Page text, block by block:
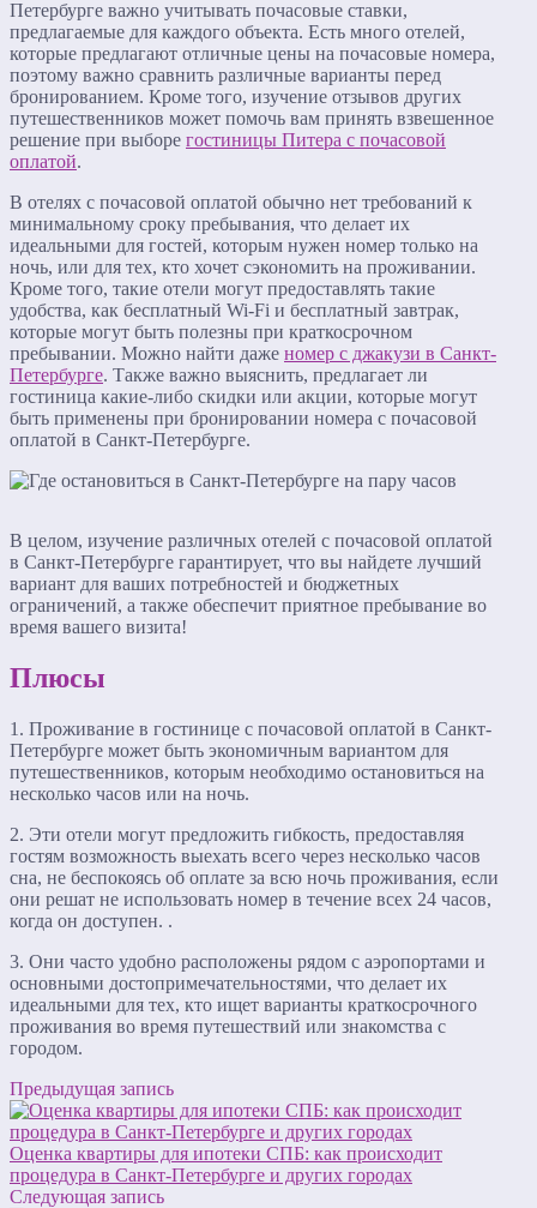
Петербурге важно учитывать почасовые ставки,
предлагаемые для каждого объекта. Есть много отелей,
которые предлагают отличные цены на почасовые номера,
поэтому важно сравнить различные варианты перед
бронированием. Кроме того, изучение отзывов других
путешественников может помочь вам принять взвешенное
решение при выборе гостиницы Питера с почасовой
оплатой.
В отелях с почасовой оплатой обычно нет требований к
минимальному сроку пребывания, что делает их
идеальными для гостей, которым нужен номер только на
ночь, или для тех, кто хочет сэкономить на проживании.
Кроме того, такие отели могут предоставлять такие
удобства, как бесплатный Wi-Fi и бесплатный завтрак,
которые могут быть полезны при краткосрочном
пребывании. Можно найти даже номер с джакузи в Санкт-
Петербурге. Также важно выяснить, предлагает ли
гостиница какие-либо скидки или акции, которые могут
быть применены при бронировании номера с почасовой
оплатой в Санкт-Петербурге.
В целом, изучение различных отелей с почасовой оплатой
в Санкт-Петербурге гарантирует, что вы найдете лучший
вариант для ваших потребностей и бюджетных
ограничений, а также обеспечит приятное пребывание во
время вашего визита!
Плюсы
1. Проживание в гостинице с почасовой оплатой в Санкт-
Петербурге может быть экономичным вариантом для
путешественников, которым необходимо остановиться на
несколько часов или на ночь.
2. Эти отели могут предложить гибкость, предоставляя
гостям возможность выехать всего через несколько часов
сна, не беспокоясь об оплате за всю ночь проживания, если
они решат не использовать номер в течение всех 24 часов,
когда он доступен. .
3. Они часто удобно расположены рядом с аэропортами и
основными достопримечательностями, что делает их
идеальными для тех, кто ищет варианты краткосрочного
проживания во время путешествий или знакомства с
городом.
Предыдущая запись
Оценка квартиры для ипотеки СПБ: как происходит
процедура в Санкт-Петербурге и других городах
Следующая запись